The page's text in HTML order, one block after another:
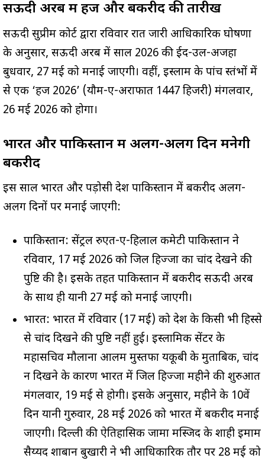
सऊदी अरब में हज और बकरीद की तारीखें
सऊदी सुप्रीम कोर्ट द्वारा रविवार रात जारी आधिकारिक घोषणा
के अनुसार, सऊदी अरब में साल 2026 की ईद-उल-अजहा
बुधवार, 27 मई को मनाई जाएगी। वहीं, इस्लाम के पांच स्तंभों में
से एक ‘हज 2026’ (यौम-ए-अराफात 1447 हिजरी) मंगलवार,
26 मई 2026 को होगा।
भारत और पाकिस्तान में अलग-अलग दिन मनेगी
बकरीद
इस साल भारत और पड़ोसी देश पाकिस्तान में बकरीद अलग-
अलग दिनों पर मनाई जाएगी:
पाकिस्तान: सेंट्रल रुएत-ए-हिलाल कमेटी पाकिस्तान ने
रविवार, 17 मई 2026 को जिल हिज्जा का चांद देखने की
पुष्टि की है। इसके तहत पाकिस्तान में बकरीद सऊदी अरब
के साथ ही यानी 27 मई को मनाई जाएगी।
भारत: भारत में रविवार (17 मई) को देश के किसी भी हिस्से
से चांद दिखने की पुष्टि नहीं हुई। इस्लामिक सेंटर के
महासचिव मौलाना आलम मुस्तफा यकूबी के मुताबिक, चांद
न दिखने के कारण भारत में जिल हिज्जा महीने की शुरुआत
मंगलवार, 19 मई से होगी। इसके अनुसार, महीने के 10वें
दिन यानी गुरुवार, 28 मई 2026 को भारत में बकरीद मनाई
जाएगी। दिल्ली की ऐतिहासिक जामा मस्जिद के शाही इमाम
सैय्यद शाबान बुखारी ने भी आधिकारिक तौर पर 28 मई को